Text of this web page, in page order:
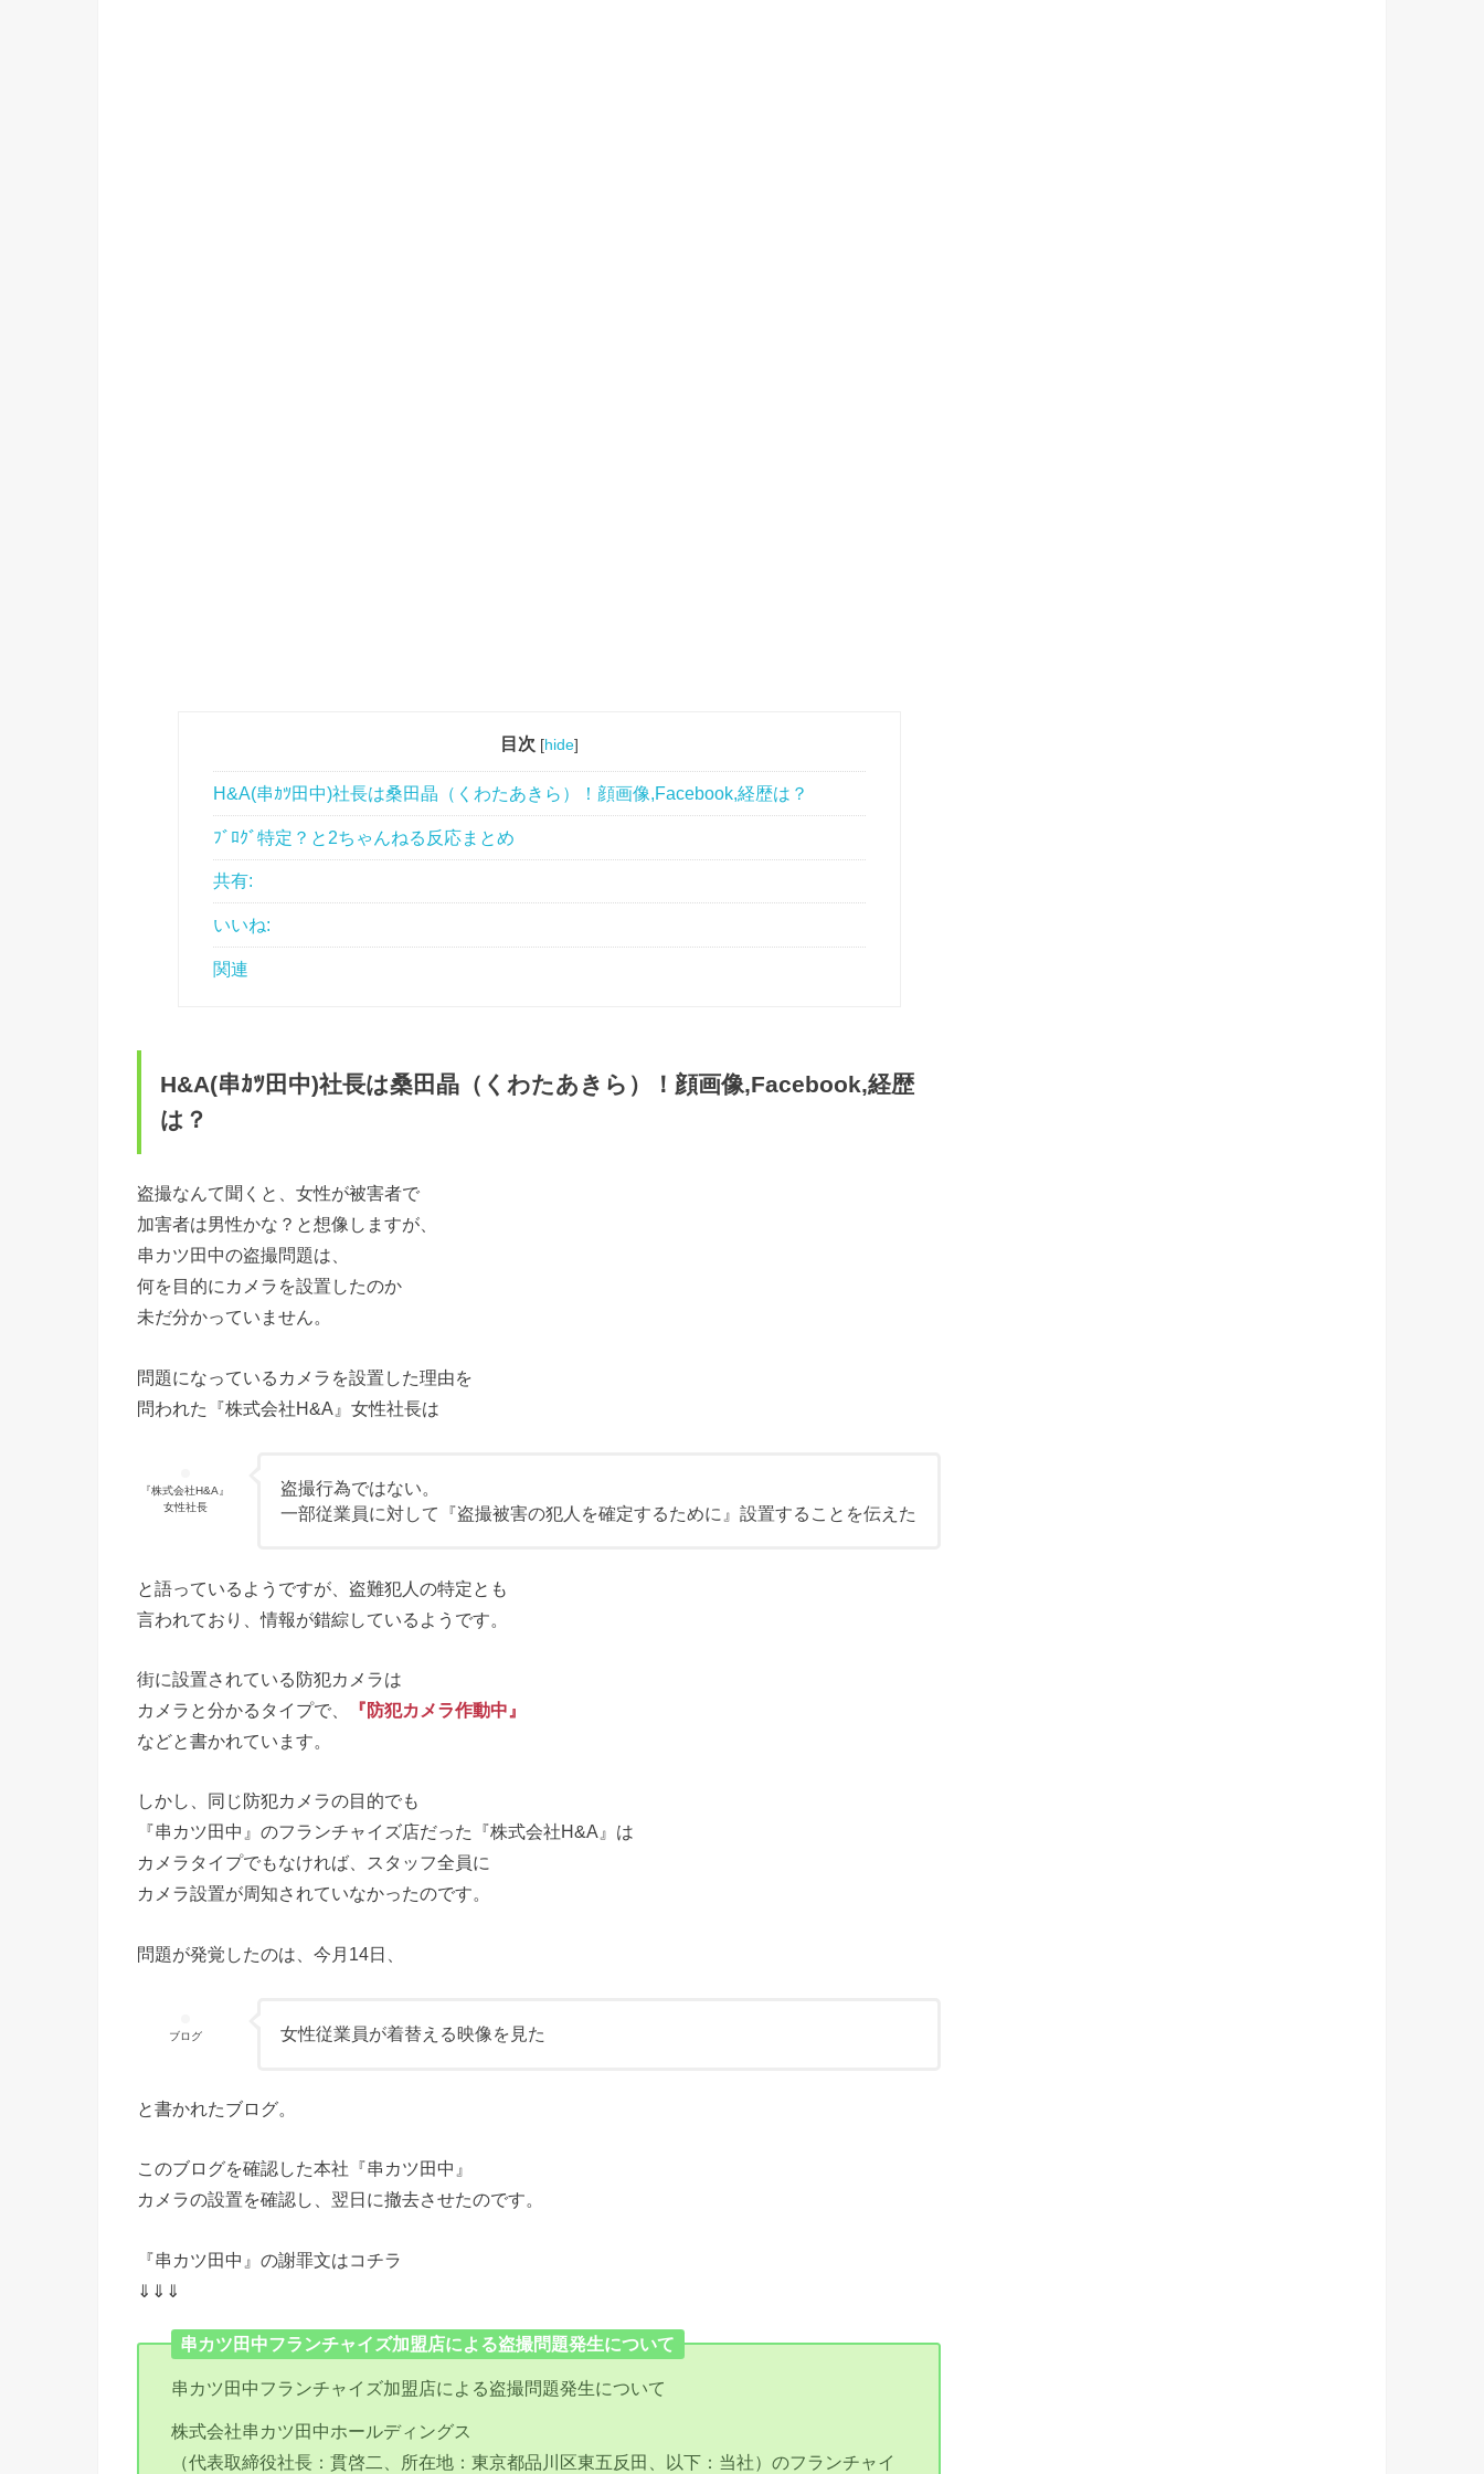
目次 [hide]
H&A(串ｶﾂ田中)社長は桑田晶（くわたあきら）！顔画像,Facebook,経歴は？
ﾌﾞﾛｸﾞ特定？と2ちゃんねる反応まとめ
共有:
いいね:
関連
H&A(串ｶﾂ田中)社長は桑田晶（くわたあきら）！顔画像,Facebook,経歴
は？
盗撮なんて聞くと、女性が被害者で
加害者は男性かな？と想像しますが、
串カツ田中の盗撮問題は、
何を目的にカメラを設置したのか
未だ分かっていません。
問題になっているカメラを設置した理由を
問われた『株式会社H&A』女性社長は
『株式会社H&A』
女性社長
盗撮行為ではない。
一部従業員に対して『盗撮被害の犯人を確定するために』設置することを伝えた
と語っているようですが、盗難犯人の特定とも
言われており、情報が錯綜しているようです。
街に設置されている防犯カメラは
カメラと分かるタイプで、
『防犯カメラ作動中』
などと書かれています。
しかし、同じ防犯カメラの目的でも
『串カツ田中』のフランチャイズ店だった『株式会社H&A』は
カメラタイプでもなければ、スタッフ全員に
カメラ設置が周知されていなかったのです。
問題が発覚したのは、今月14日、
ブログ 女性従業員が着替える映像を見た
と書かれたブログ。
このブログを確認した本社『串カツ田中』
カメラの設置を確認し、翌日に撤去させたのです。
『串カツ田中』の謝罪文はコチラ
⇓⇓⇓
串カツ田中フランチャイズ加盟店による盗撮問題発生について
串カツ田中フランチャイズ加盟店による盗撮問題発生について
株式会社串カツ田中ホールディングス
（代表取締役社長：貫啓二、所在地：東京都品川区東五反田、以下：当社）のフランチャイ